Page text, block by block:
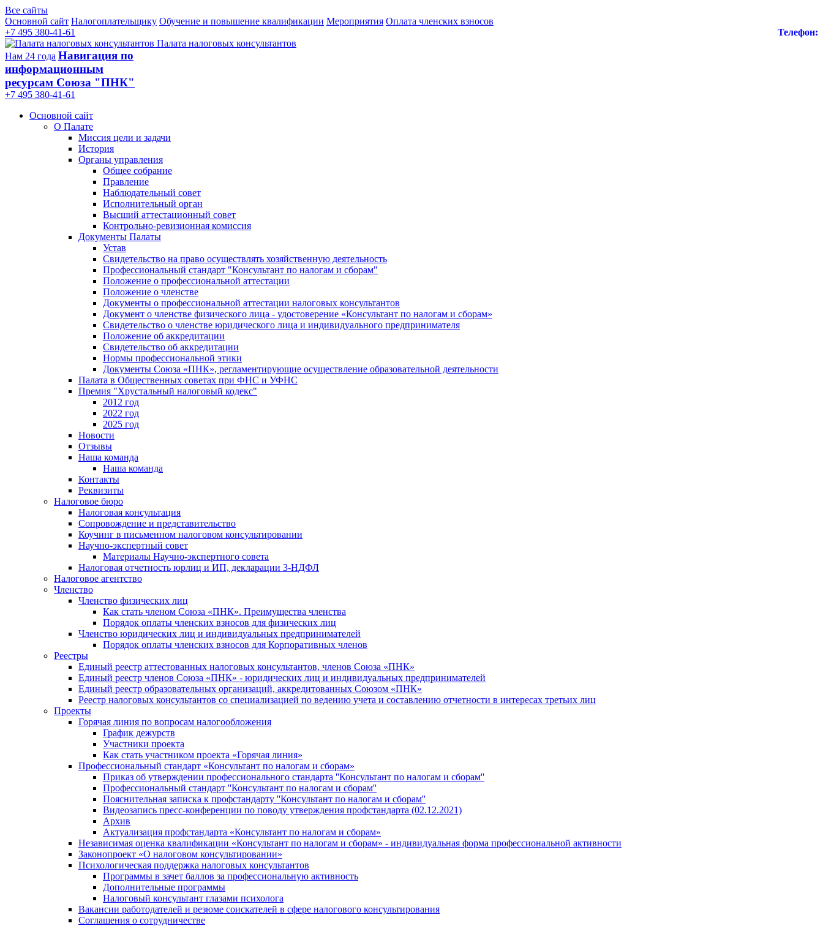
Все сайты
Основной сайт Налогоплательщику Обучение и повышение квалификации Мероприятия Оплата членских взносов
Телефон:
+7 495 380-41-61
Палата налоговых консультантов
Нам 24 года Навигация по
информационным
ресурсам Союза "ПНК"
+7 495 380‑41‑61
Основной сайт
О Палате
Миссия цели и задачи
История
Органы управления
Общее собрание
Правление
Наблюдательный совет
Исполнительный орган
Высший аттестационный совет
Контрольно-ревизионная комиссия
Документы Палаты
Устав
Свидетельство на право осуществлять хозяйственную деятельность
Профессиональный стандарт "Консультант по налогам и сборам"
Положение о профессиональной аттестации
Положение о членстве
Документы о профессиональной аттестации налоговых консультантов
Документ о членстве физического лица - удостоверение «Консультант по налогам и сборам»
Свидетельство о членстве юридического лица и индивидуального предпринимателя
Положение об аккредитации
Свидетельство об аккредитации
Нормы профессиональной этики
Документы Союза «ПНК», регламентирующие осуществление образовательной деятельности
Палата в Общественных советах при ФНС и УФНС
Премия "Хрустальный налоговый кодекс"
2012 год
2022 год
2025 год
Новости
Отзывы
Наша команда
Наша команда
Контакты
Реквизиты
Налоговое бюро
Налоговая консультация
Cопровождение и представительство
Коучинг в письменном налоговом консультировании
Научно-экспертный совет
Материалы Научно-экспертного совета
Налоговая отчетность юрлиц и ИП, декларации 3-НДФЛ
Налоговое агентство
Членство
Членство физических лиц
Как стать членом Союза «ПНК». Преимущества членства
Порядок оплаты членских взносов для физических лиц
Членство юридических лиц и индивидуальных предпринимателей
Порядок оплаты членских взносов для Корпоративных членов
Реестры
Единый реестр аттестованных налоговых консультантов, членов Союза «ПНК»
Единый реестр членов Союза «ПНК» - юридических лиц и индивидуальных предпринимателей
Единый реестр образовательных организаций, аккредитованных Союзом «ПНК»
Реестр налоговых консультантов со специализацией по ведению учета и составлению отчетности в интересах третьих лиц
Проекты
Горячая линия по вопросам налогообложения
График дежурств
Участники проекта
Как стать участником проекта «Горячая линия»
Профессиональный стандарт «Консультант по налогам и сборам»
Приказ об утверждении профессионального стандарта ''Консультант по налогам и сборам''
Профессиональный стандарт ''Консультант по налогам и сборам''
Пояснительная записка к профстандарту ''Консультант по налогам и сборам''
Видеозапись пресс-конференции по поводу утверждения профстандарта (02.12.2021)
Архив
Актуализация профстандарта «Консультант по налогам и сборам»
Независимая оценка квалификации «Консультант по налогам и сборам» - индивидуальная форма профессиональной активности
Законопроект «О налоговом консультировании»
Психологическая поддержка налоговых консультантов
Программы в зачет баллов за профессиональную активность
Дополнительные программы
Налоговый консультант глазами психолога
Вакансии работодателей и резюме соискателей в сфере налогового консультирования
Соглашения о сотрудничестве